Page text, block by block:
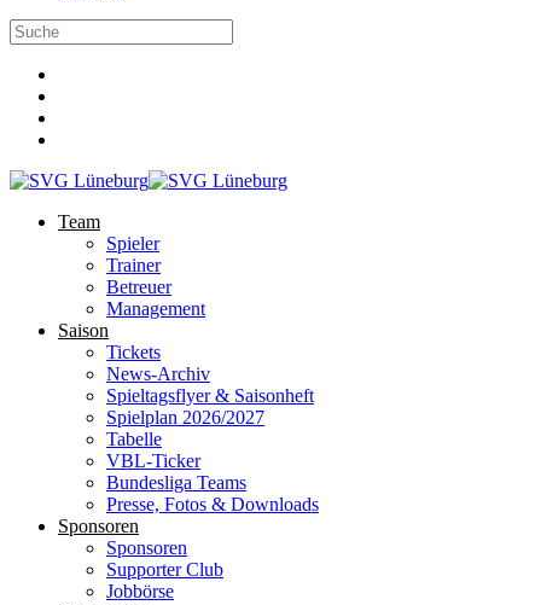
Team
Spieler
Trainer
Betreuer
Management
Saison
Tickets
News-Archiv
Spieltagsflyer & Saisonheft
Spielplan 2026/2027
Tabelle
VBL-Ticker
Bundesliga Teams
Presse, Fotos & Downloads
Sponsoren
Sponsoren
Supporter Club
Jobbörse